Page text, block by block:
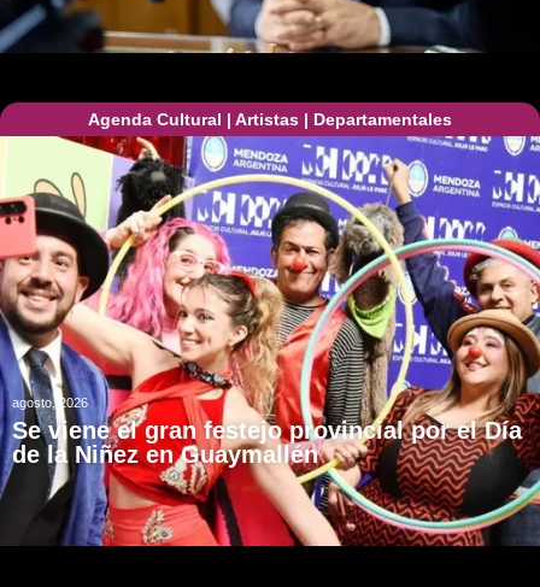
Agenda Cultural | Artistas | Departamentales
agosto, 2026
Se viene el gran festejo provincial por el Día
de la Niñez en Guaymallén